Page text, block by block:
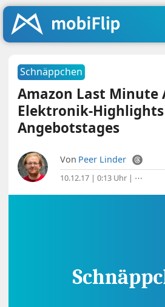
Schnäppchen
Amazon Last Minute
Elektronik-Highlights
Angebotstages
Von Peer Linder
10.12.17 | 0:13 Uhr | ⋯